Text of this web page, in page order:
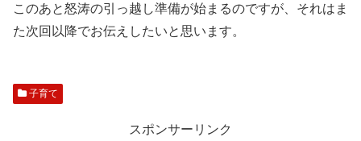
このあと怒涛の引っ越し準備が始まるのですが、それはま
た次回以降でお伝えしたいと思います。
子育て
スポンサーリンク